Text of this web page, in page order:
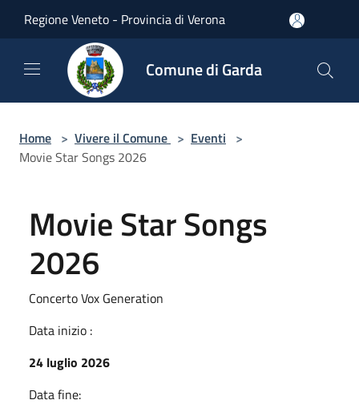
Regione Veneto - Provincia di Verona
Comune di Garda
Home > Vivere il Comune > Eventi >
Movie Star Songs 2026
Movie Star Songs
2026
Concerto Vox Generation
Data inizio :
24 luglio 2026
Data fine: